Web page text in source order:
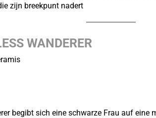
zijn breekpunt nadert
WANDERER
begibt sich eine schwarze Frau auf